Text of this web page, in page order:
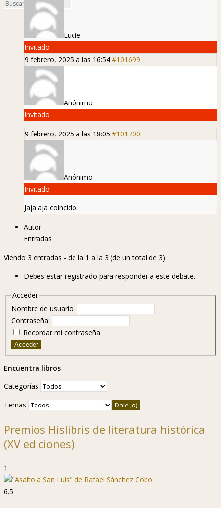
Lucie
Invitado
9 febrero, 2025 a las 16:54 #101699
Anónimo
Invitado
9 febrero, 2025 a las 18:05 #101700
Anónimo
Invitado
Jajajaja coincido.
Autor
Entradas
Viendo 3 entradas - de la 1 a la 3 (de un total de 3)
Debes estar registrado para responder a este debate.
Acceder
Nombre de usuario:
Contraseña:
Recordar mi contraseña
Acceder
Encuentra libros
Categorías
Temas
Premios Hislibris de literatura histórica
(XV ediciones)
1
6.5